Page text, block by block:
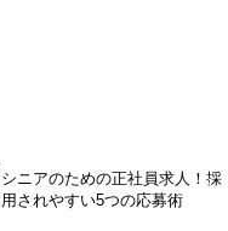
シニアのための正社員求人！採
用されやすい5つの応募術